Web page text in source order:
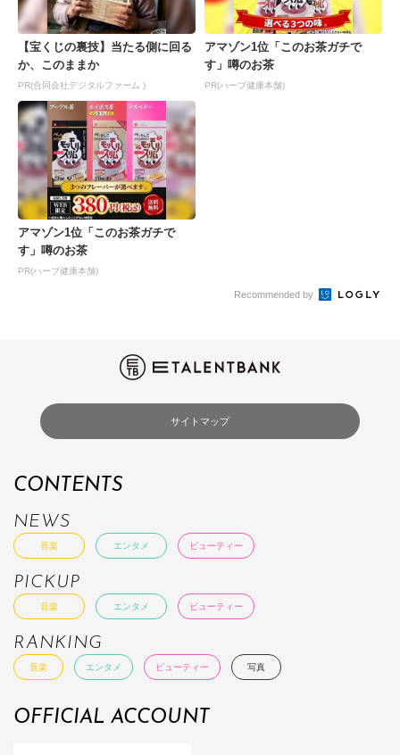
【宝くじの裏技】当たる側に回る
か、このままか
PR(合同会社デジタルファーム )
アマゾン1位「このお茶ガチで
す」噂のお茶
PR(ハーブ健康本舗)
アマゾン1位「このお茶ガチで
す」噂のお茶
PR(ハーブ健康本舗)
Recommended by
サイトマップ
CONTENTS
NEWS
音楽 エンタメ ビューティー
PICKUP
音楽 エンタメ ビューティー
RANKING
音楽 エンタメ ビューティー 写真
OFFICIAL ACCOUNT